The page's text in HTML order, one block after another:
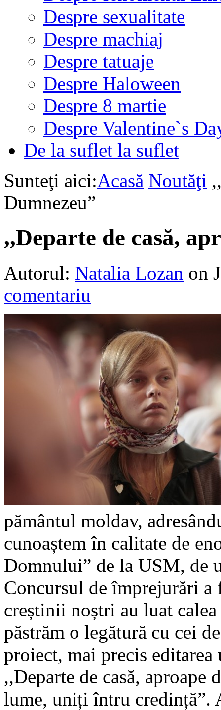
Despre sexualitate
Despre machiaj
Despre tatuaje
Despre Haloween
Despre 8 martie
Despre Valentine`s
De la suflet la suflet
Sunteţi aici:Acasă Noutăţi
Dumnezeu”
,,Departe de casă,
Autorul: Natalia Lozan on
comentariu
pământul moldav,
cunoaștem în calitate de
Domnului” de la USM, de
Concursul de împrejurări
creștinii noștri au luat
păstrăm o legătură cu cei
proiect, mai precis
,,Departe de casă, aproape
lume, uniți întru credință”.